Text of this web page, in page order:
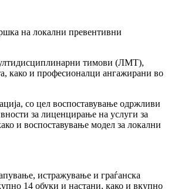
на локални превентивни
тимови (ЛМТ),
како и професионалци ангажирани во
со цел воспоставување одржливи
за лиценцирање на услуги за
и воспоставување модел за локални
истражување и граѓанска
14 обуки и настани, како и вкупно